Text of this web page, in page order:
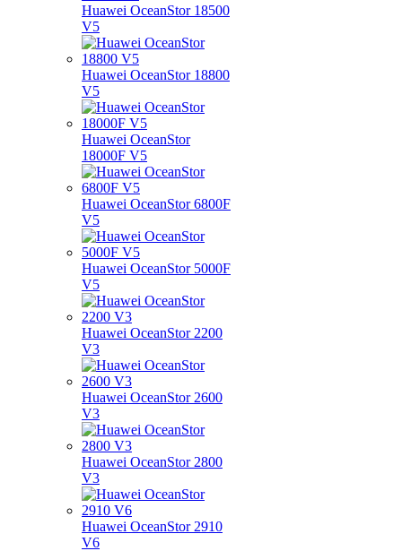
Huawei OceanStor 18500
V5
Huawei OceanStor 18800
V5
Huawei OceanStor
18000F V5
Huawei OceanStor 6800F
V5
Huawei OceanStor 5000F
V5
Huawei OceanStor 2200
V3
Huawei OceanStor 2600
V3
Huawei OceanStor 2800
V3
Huawei OceanStor 2910
V6